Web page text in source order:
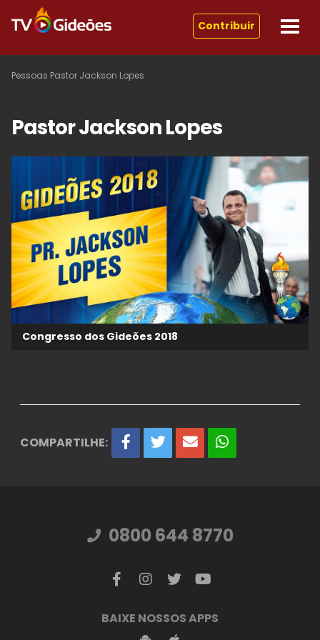
Contribuir
Pessoas Pastor Jackson Lopes
Pastor Jackson Lopes
Congresso dos Gideões 2018
COMPARTILHE:
0800 644 8770
BAIXE NOSSOS APPS